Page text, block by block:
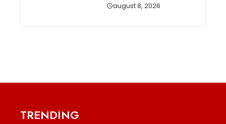
august 8, 2026
TRENDING